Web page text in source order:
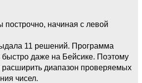
построчно, начиная с левой
11 решений. Программа
быстро даже на Бейсике. Поэтому
расширить диапазон проверяемых
чисел.